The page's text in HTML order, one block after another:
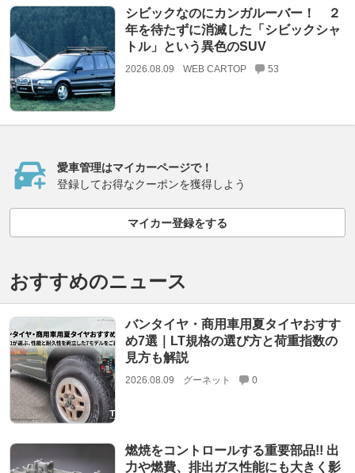
シビックなのにカンガルーバー！ ２
年を待たずに消滅した「シビックシャ
トル」という異色のSUV
2026.08.09 WEB CARTOP 53
愛車管理はマイカーページで！
登録してお得なクーポンを獲得しよう
マイカー登録をする
おすすめのニュース
バンタイヤ・商用車用夏タイヤおすす
め7選｜LT規格の選び方と荷重指数の
見方も解説
2026.08.09 グーネット 0
燃焼をコントロールする重要部品!! 出
力や燃費、排出ガス性能にも大きく影